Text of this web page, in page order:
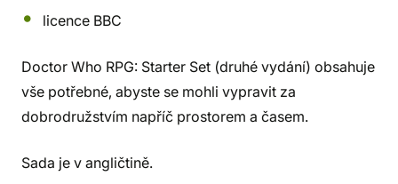
licence BBC
Doctor Who RPG: Starter Set (druhé vydání) obsahuje
vše potřebné, abyste se mohli vypravit za
dobrodružstvím napříč prostorem a časem.
Sada je v angličtině.